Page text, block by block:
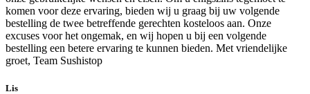
komen voor deze ervaring, bieden wij u graag bij uw volgende
bestelling de twee betreffende gerechten kosteloos aan. Onze
excuses voor het ongemak, en wij hopen u bij een volgende
bestelling een betere ervaring te kunnen bieden. Met vriendelijke
groet, Team Sushistop
Lis